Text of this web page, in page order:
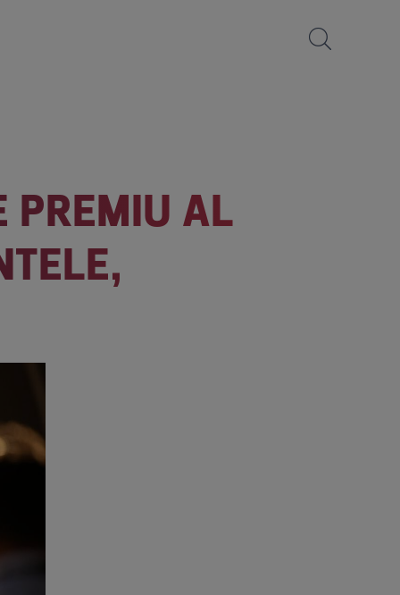
PREMIU AL